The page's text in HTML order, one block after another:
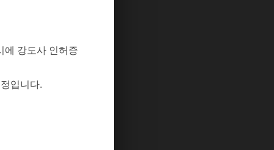
에 강도사 인허증
입니다.